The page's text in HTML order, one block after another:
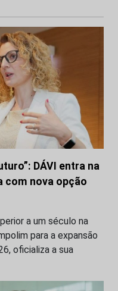
DÁVI entra na
com nova opção
a um século na
para a expansão
oficializa a sua